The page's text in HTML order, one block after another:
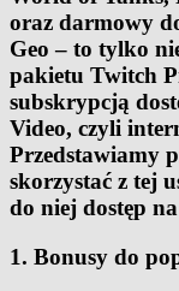
oraz darmowy
Geo – to tylko
pakietu Twitch
subskrypcją
Video, czyli
Przedstawiamy
skorzystać z tej
do niej dostęp na
1. Bonusy do